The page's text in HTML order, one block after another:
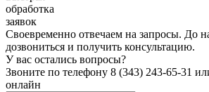
обработка
заявок
Своевременно отвечаем на запросы. До
дозвониться и получить консультацию.
У вас остались вопросы?
Звоните по телефону 8 (343) 243-65-31
онлайн